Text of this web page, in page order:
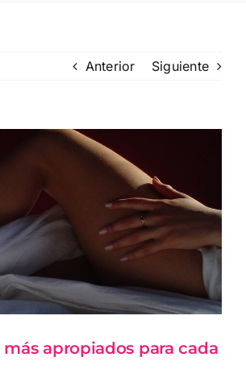
Anterior Siguiente
más apropiados para cada